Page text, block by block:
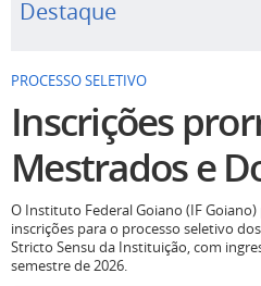
Destaque
PROCESSO SELETIVO
Inscrições
Mestrados e
O Instituto Federal Goiano (IF
inscrições para o processo seletivo
Stricto Sensu da Instituição, com
semestre de 2026.